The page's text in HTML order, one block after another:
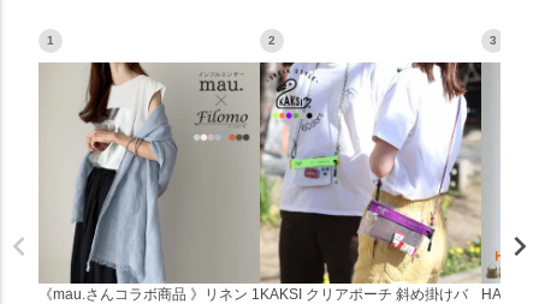
1
《mau.さんコラボ商品 》リネン 1
2
KAKSI クリアポーチ 斜め掛けバ
3